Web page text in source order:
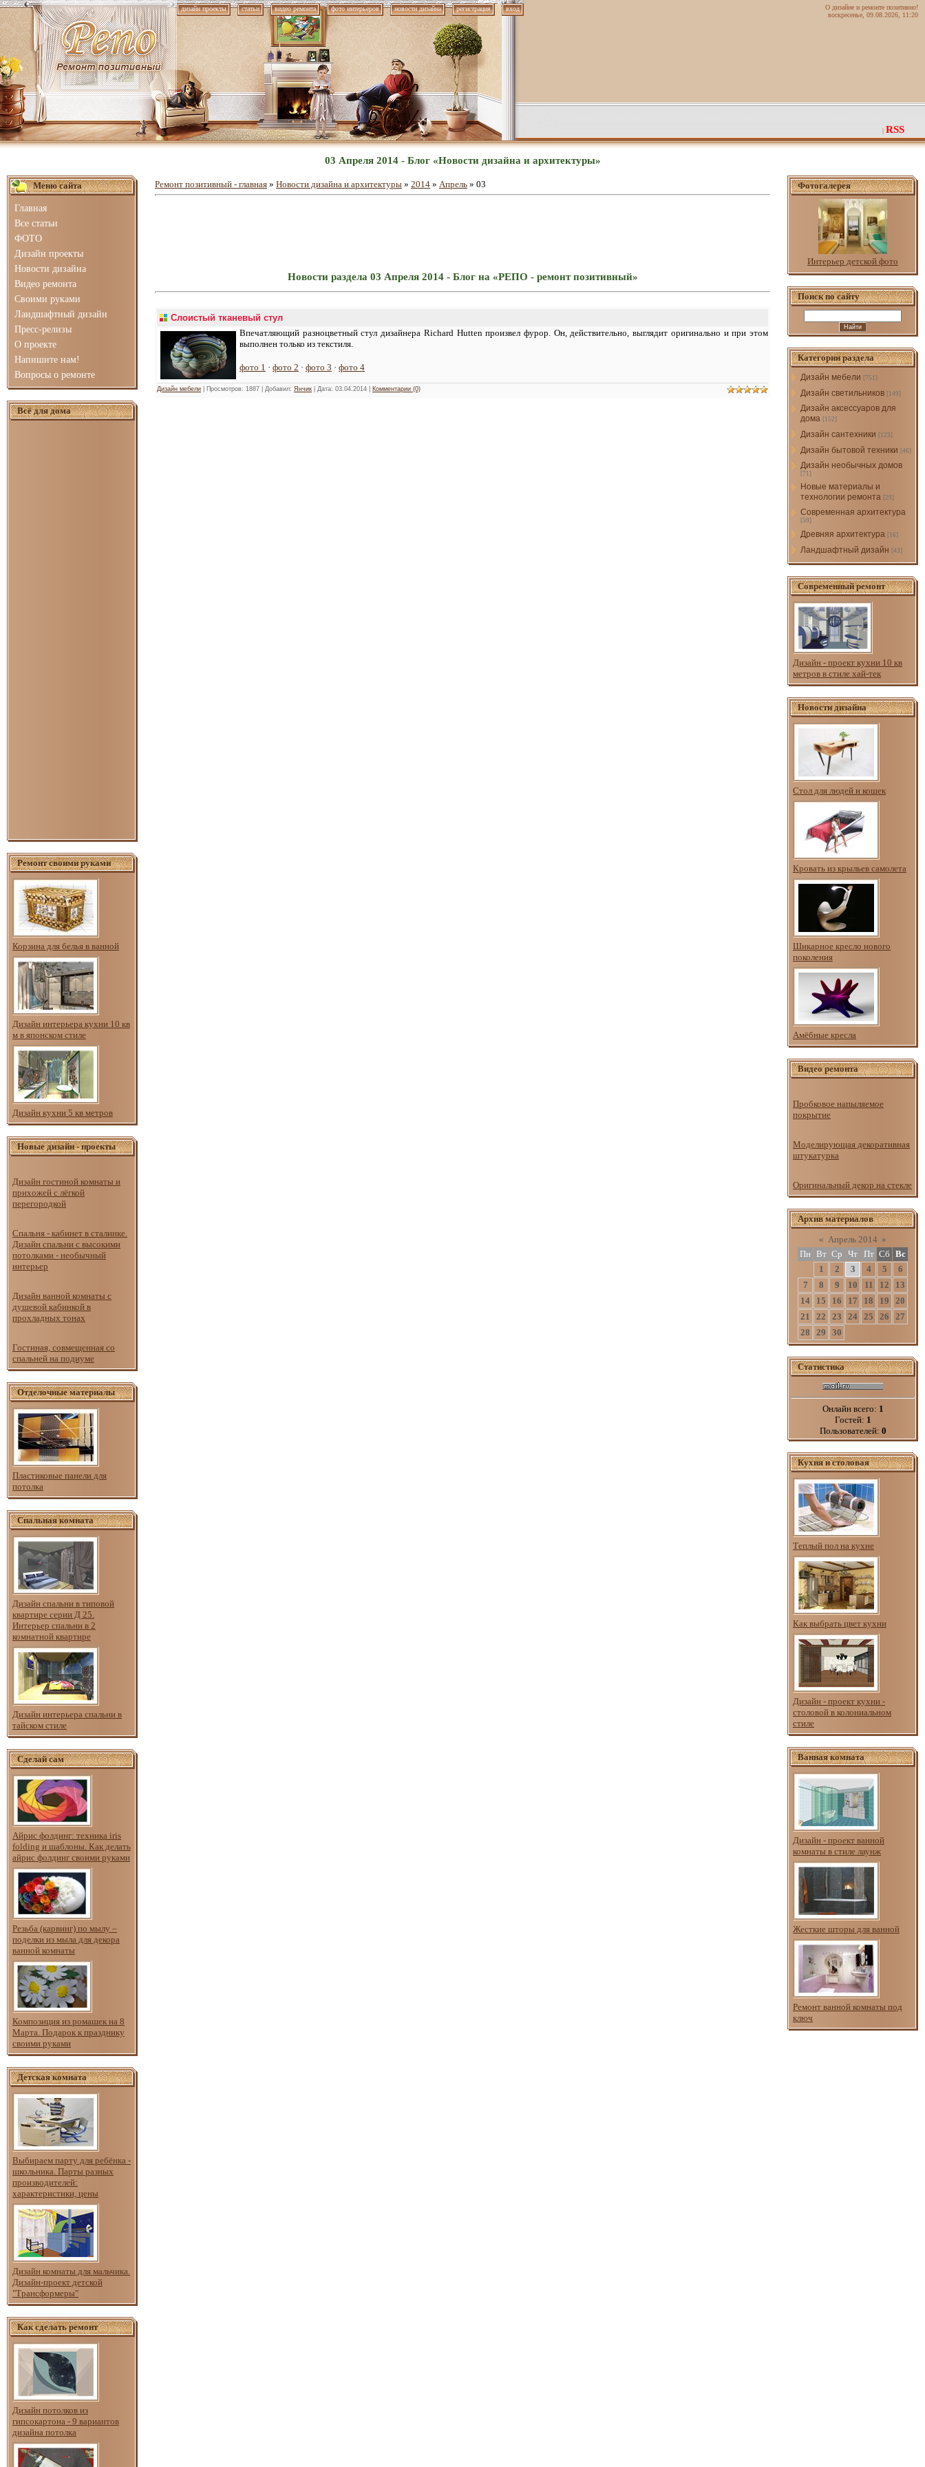
дизайн проекты статьи видео ремонта фото интерьеров новости дизайна регистрация вход
О дизайне и ремонте позитивно!
воскресенье, 09.08.2026, 11:20
| RSS
03 Апреля 2014 - Блог «Новости дизайна и архитектуры»
Меню сайта
Главная
Все статьи
ФОТО
Дизайн проекты
Новости дизайна
Видео ремонта
Своими руками
Ландшафтный дизайн
Пресс-релизы
О проекте
Напишите нам!
Вопросы о ремонте
Всё для дома
Ремонт своими руками
Корзина для белья в ванной
Дизайн интерьера кухни 10 кв
м в японском стиле
Дизайн кухни 5 кв метров
Новые дизайн - проекты
Дизайн гостиной комнаты и
прихожей с лёгкой
перегородкой
Спальня - кабинет в сталинке.
Дизайн спальни с высокими
потолками - необычный
интерьер
Дизайн ванной комнаты с
душевой кабинкой в
прохладных тонах
Гостиная, совмещенная со
спальней на подиуме
Отделочные материалы
Пластиковые панели для
потолка
Спальная комната
Дизайн спальни в типовой
квартире серии Д 25.
Интерьер спальни в 2
комнатной квартире
Дизайн интерьера спальни в
тайском стиле
Сделай сам
Айрис фолдинг: техника iris
folding и шаблоны. Как делать
айрис фолдинг своими руками
Резьба (карвинг) по мылу –
поделки из мыла для декора
ванной комнаты
Композиция из ромашек на 8
Марта. Подарок к празднику
своими руками
Детская комната
Выбираем парту для ребёнка -
школьника. Парты разных
производителей:
характеристики, цены
Дизайн комнаты для мальчика.
Дизайн-проект детской
"Трансформеры"
Как сделать ремонт
Дизайн потолков из
гипсокартона - 9 вариантов
дизайна потолка
Ремонт позитивный - главная » Новости дизайна и архитектуры » 2014 » Апрель » 03
Новости раздела 03 Апреля 2014 - Блог на «РЕПО - ремонт позитивный»
Слоистый тканевый стул
Впечатляющий разноцветный стул дизайнера Richard Hutten произвел фурор. Он, действительно, выглядит оригинально и при этом
выполнен только из текстиля.
фото 1 · фото 2 · фото 3 · фото 4
Дизайн мебели | Просмотров: 1887 | Добавил: Янчик | Дата: 03.04.2014 Комментарии (0)
Фотогалерея
Интерьер детской фото
Поиск по сайту
Категории раздела
Дизайн мебели [751]
Дизайн светильников [149]
Дизайн аксессуаров для
дома [152]
Дизайн сантехники [123]
Дизайн бытовой техники [46]
Дизайн необычных домов
[71]
Новые материалы и
технологии ремонта [29]
Современная архитектура
[59]
Древняя архитектура [16]
Ландшафтный дизайн [43]
Современный ремонт
Дизайн - проект кухни 10 кв
метров в стиле хай-тек
Новости дизайна
Стол для людей и кошек
Кровать из крыльев самолета
Шикарное кресло нового
поколения
Амёбные кресла
Видео ремонта
Пробковое напыляемое
покрытие
Моделирующая декоративная
штукатурка
Оригинальный декор на стекле
Архив материалов
« Апрель 2014 »
Пн Вт Ср Чт Пт Сб Вс
1
2 3 4 5
6
7
8 9 10 11 12
13
14
15 16 17 18 19
20
21
22 23 24 25 26
27
28
29 30
Статистика
Онлайн всего: 1
Гостей: 1
Пользователей: 0
Кухня и столовая
Теплый пол на кухне
Как выбрать цвет кухни
Дизайн - проект кухни -
столовой в колониальном
стиле
Ванная комната
Дизайн - проект ванной
комнаты в стиле лаунж
Жесткие шторы для ванной
Ремонт ванной комнаты под
ключ